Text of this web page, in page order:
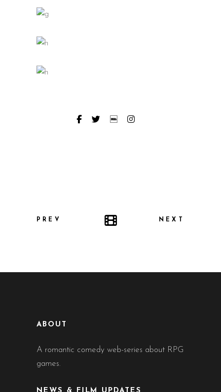
PREV NEXT
ABOUT
A romantic comedy web-series about RPG
games.